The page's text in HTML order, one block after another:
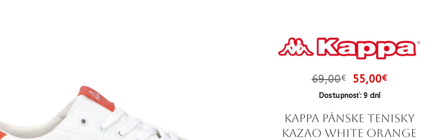
69,00€
Pôvodná
cena
bola:
55,00€Aktuálna
Dostupnosť: 9 dní
KAPPA pánske tenisky
Kazao white orange